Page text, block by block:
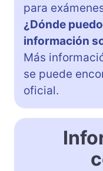
para
¿Dónde
información
Más
se puede
oficial.